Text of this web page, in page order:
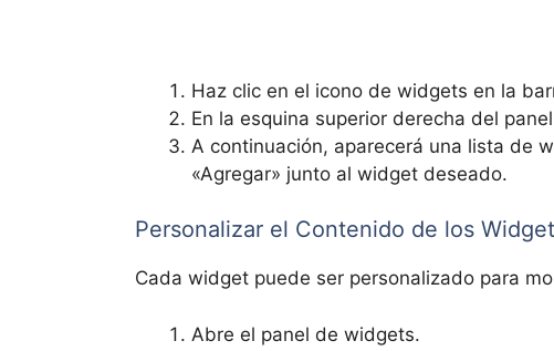
Haz clic en el icono de widgets en la
En la esquina superior derecha del
A continuación, aparecerá una lista de
«Agregar» junto al widget deseado.
Personalizar el Contenido de los
Cada widget puede ser personalizado para
Abre el panel de widgets.